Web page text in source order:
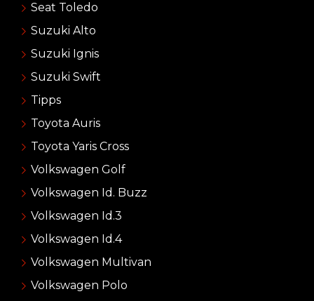
Seat Toledo
Suzuki Alto
Suzuki Ignis
Suzuki Swift
Tipps
Toyota Auris
Toyota Yaris Cross
Volkswagen Golf
Volkswagen Id. Buzz
Volkswagen Id.3
Volkswagen Id.4
Volkswagen Multivan
Volkswagen Polo